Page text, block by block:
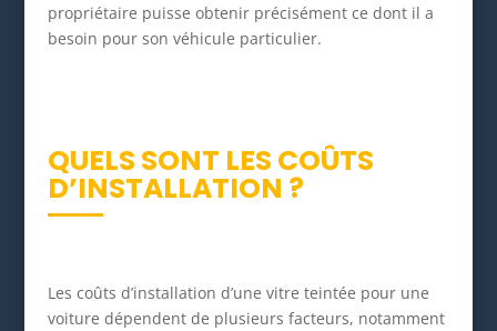
propriétaire puisse obtenir précisément ce dont il a
besoin pour son véhicule particulier.
QUELS SONT LES COÛTS
D’INSTALLATION ?
Les coûts d’installation d’une vitre teintée pour une
voiture dépendent de plusieurs facteurs, notamment